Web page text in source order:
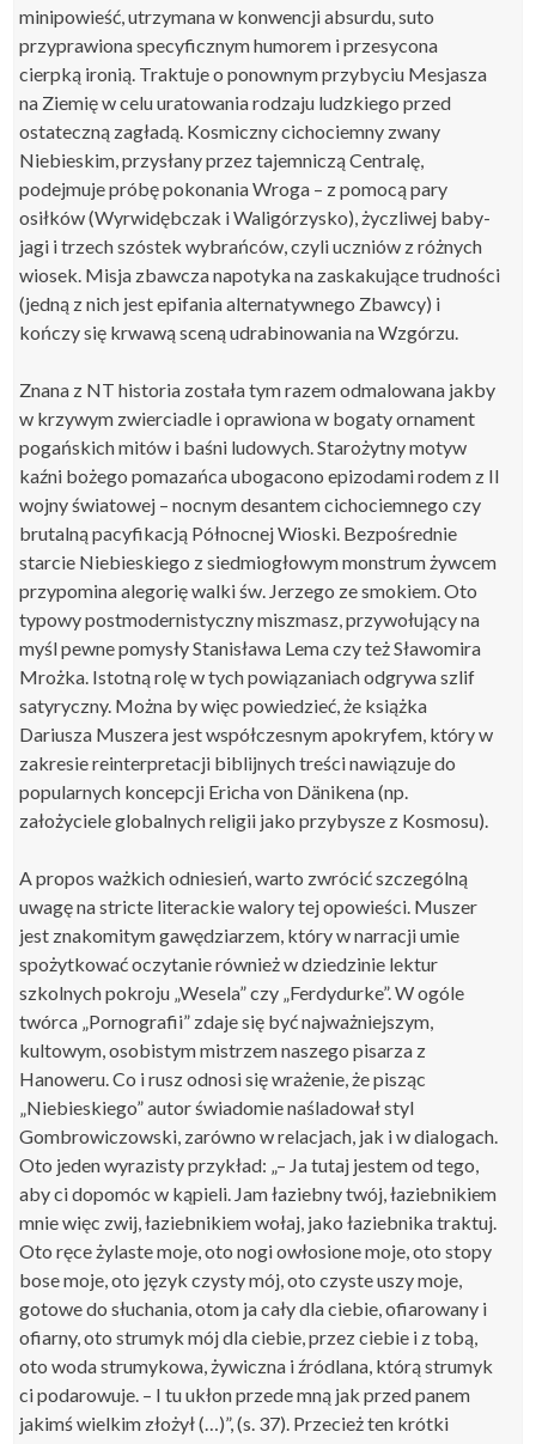
minipowieść, utrzymana w konwencji absurdu, suto
przyprawiona specyficznym humorem i przesycona
cierpką ironią. Traktuje o ponownym przybyciu Mesjasza
na Ziemię w celu uratowania rodzaju ludzkiego przed
ostateczną zagładą. Kosmiczny cichociemny zwany
Niebieskim, przysłany przez tajemniczą Centralę,
podejmuje próbę pokonania Wroga – z pomocą pary
osiłków (Wyrwidębczak i Waligórzysko), życzliwej baby-
jagi i trzech szóstek wybrańców, czyli uczniów z różnych
wiosek. Misja zbawcza napotyka na zaskakujące trudności
(jedną z nich jest epifania alternatywnego Zbawcy) i
kończy się krwawą sceną udrabinowania na Wzgórzu.
Znana z NT historia została tym razem odmalowana jakby
w krzywym zwierciadle i oprawiona w bogaty ornament
pogańskich mitów i baśni ludowych. Starożytny motyw
kaźni bożego pomazańca ubogacono epizodami rodem z II
wojny światowej – nocnym desantem cichociemnego czy
brutalną pacyfikacją Północnej Wioski. Bezpośrednie
starcie Niebieskiego z siedmiogłowym monstrum żywcem
przypomina alegorię walki św. Jerzego ze smokiem. Oto
typowy postmodernistyczny miszmasz, przywołujący na
myśl pewne pomysły Stanisława Lema czy też Sławomira
Mrożka. Istotną rolę w tych powiązaniach odgrywa szlif
satyryczny. Można by więc powiedzieć, że książka
Dariusza Muszera jest współczesnym apokryfem, który w
zakresie reinterpretacji biblijnych treści nawiązuje do
popularnych koncepcji Ericha von Dänikena (np.
założyciele globalnych religii jako przybysze z Kosmosu).
A propos ważkich odniesień, warto zwrócić szczególną
uwagę na stricte literackie walory tej opowieści. Muszer
jest znakomitym gawędziarzem, który w narracji umie
spożytkować oczytanie również w dziedzinie lektur
szkolnych pokroju „Wesela” czy „Ferdydurke”. W ogóle
twórca „Pornografii” zdaje się być najważniejszym,
kultowym, osobistym mistrzem naszego pisarza z
Hanoweru. Co i rusz odnosi się wrażenie, że pisząc
„Niebieskiego” autor świadomie naśladował styl
Gombrowiczowski, zarówno w relacjach, jak i w dialogach.
Oto jeden wyrazisty przykład: „– Ja tutaj jestem od tego,
aby ci dopomóc w kąpieli. Jam łaziebny twój, łaziebnikiem
mnie więc zwij, łaziebnikiem wołaj, jako łaziebnika traktuj.
Oto ręce żylaste moje, oto nogi owłosione moje, oto stopy
bose moje, oto język czysty mój, oto czyste uszy moje,
gotowe do słuchania, otom ja cały dla ciebie, ofiarowany i
ofiarny, oto strumyk mój dla ciebie, przez ciebie i z tobą,
oto woda strumykowa, żywiczna i źródlana, którą strumyk
ci podarowuje. – I tu ukłon przede mną jak przed panem
jakimś wielkim złożył (…)”, (s. 37). Przecież ten krótki